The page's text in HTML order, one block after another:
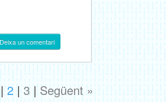
Deixa un comentari
| 2 | 3 | Següent »